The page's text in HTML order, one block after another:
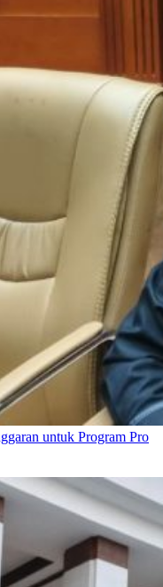
untuk Program Pro